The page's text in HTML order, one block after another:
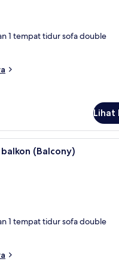
1 tempat tidur sofa double
Lihat
tenis mejaTelevisi plasma 55-inci
(Balcony)
1 tempat tidur sofa double